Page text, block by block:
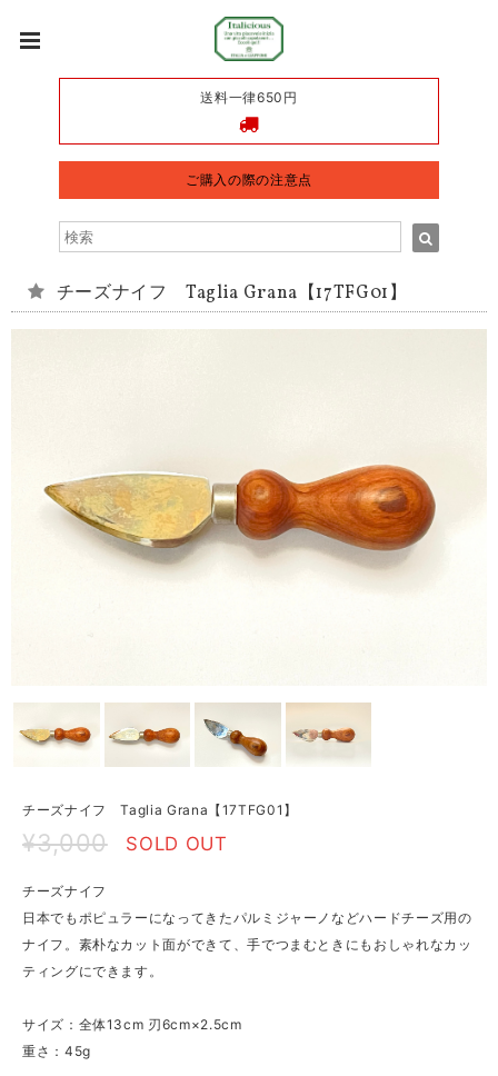
送料一律650円
ご購入の際の注意点
チーズナイフ Taglia Grana【17TFG01】
チーズナイフ Taglia Grana【17TFG01】
¥3,000 SOLD OUT
チーズナイフ
日本でもポピュラーになってきたパルミジャーノなどハードチーズ用の
ナイフ。素朴なカット面ができて、手でつまむときにもおしゃれなカッ
ティングにできます。
サイズ：全体13cm 刃6cm×2.5cm
重さ：45g